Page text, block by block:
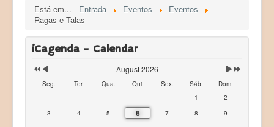
Está em... Entrada Eventos
Eventos
Ragas e Talas
iCagenda - Calendar
August 2026
Seg. Ter. Qua. Qui. Sex. Sáb.
Dom.
1
2
3
4 5 6 7 8
9